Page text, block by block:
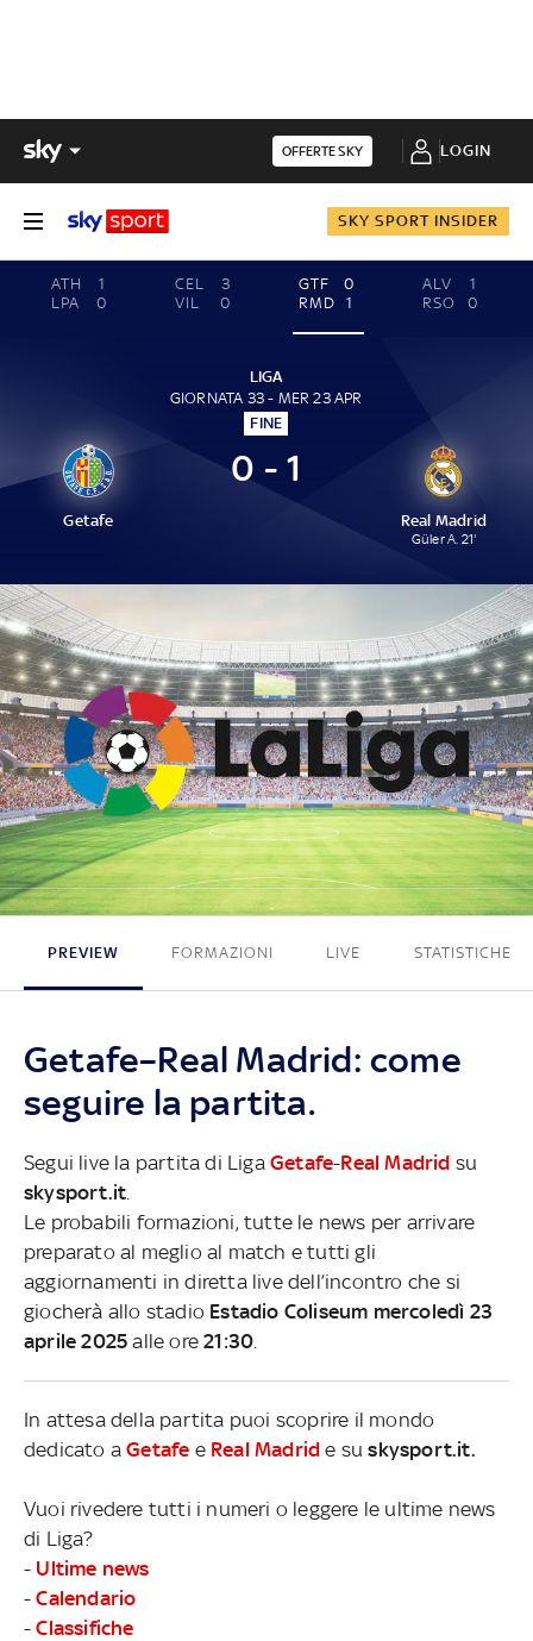
OFFERTE SKY LOGIN
SKY SPORT INSIDER
ATH
1
LPA
0
CEL
3
VIL
0
GTF
0
RMD
1
ALV
1
RSO
0
LIGA
GIORNATA 33 - MER 23 APR
FINE
Getafe
0 - 1
Real Madrid
Güler A. 21'
0 - 1
PREVIEW FORMAZIONI LIVE STATISTICHE
Getafe–Real Madrid: come
seguire la partita.
Segui live la partita di Liga Getafe-Real Madrid su
skysport.it
Le probabili formazioni, tutte le news per arrivare
preparato al meglio al match e tutti gli
aggiornamenti in diretta live dell’incontro che si
giocherà allo stadio Estadio Coliseum mercoledì 23
aprile 2025 alle ore21:30
In attesa della partita puoi scoprire il mondo
dedicato aGetafe e Real Madrid e suskysport.it.
Vuoi rivedere tutti i numeri o leggere le ultime news
di Liga?
- Ultime news
-Calendario
-Classifiche